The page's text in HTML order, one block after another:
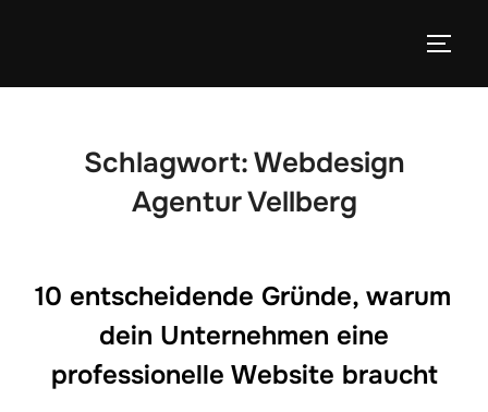
Schlagwort:Webdesign
Agentur Vellberg
10 entscheidende Gründe, warum
dein Unternehmen eine
professionelle Website braucht